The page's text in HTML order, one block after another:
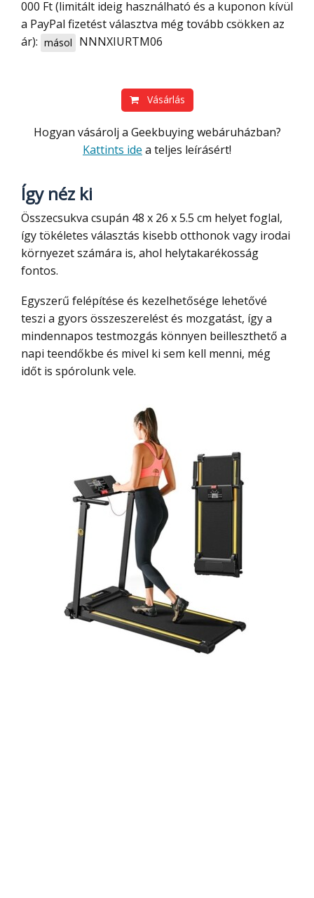
000 Ft (limitált ideig használható és a kuponon kívül
a PayPal fizetést választva még tovább csökken az
ár): másol NNNXIURTM06
Vásárlás
Hogyan vásárolj a Geekbuying webáruházban?
Kattints ide a teljes leírásért!
Így néz ki
Összecsukva csupán 48 x 26 x 5.5 cm helyet foglal,
így tökéletes választás kisebb otthonok vagy irodai
környezet számára is, ahol helytakarékosság
fontos.
Egyszerű felépítése és kezelhetősége lehetővé
teszi a gyors összeszerelést és mozgatást, így a
mindennapos testmozgás könnyen beilleszthető a
napi teendőkbe és mivel ki sem kell menni, még
időt is spórolunk vele.